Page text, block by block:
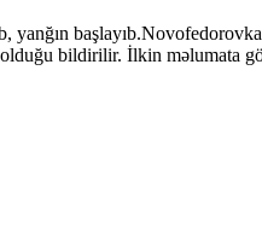
yanğın
bildirilir. İlkin məlumata